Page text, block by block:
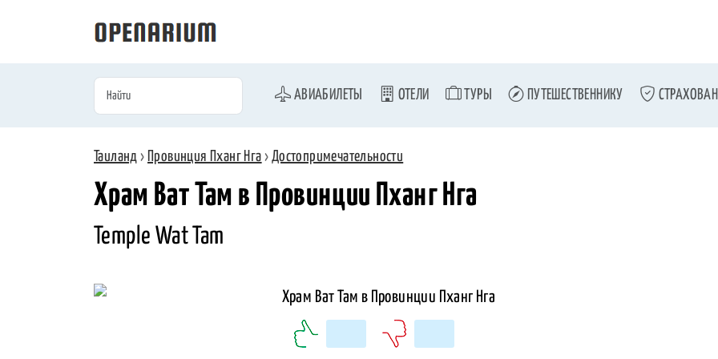
АВИАБИЛЕТЫ ОТЕЛИ ТУРЫ ПУТЕШЕСТВЕННИКУ
Таиланд › Провинция Пханг Нга › Достопримечательности
Храм Ват Там в Провинции Пханг Нга
Temple Wat Tam